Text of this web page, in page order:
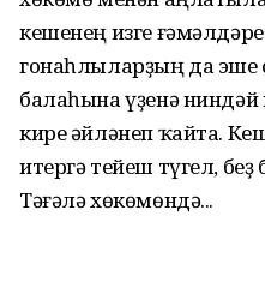
кешенең изге
гонаһлыларҙың да эше
балаһына үҙенә
кире әйләнеп ҡайта.
итергә тейеш түгел, беҙ
Тәғәлә хөкөмөндә...